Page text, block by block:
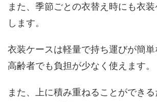
また、季節ごとの衣替え時にも衣
します。
衣装ケースは軽量で持ち運びが簡
高齢者でも負担が少なく使えます。
また、上に積み重ねることができ